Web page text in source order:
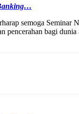
semoga Seminar
bagi